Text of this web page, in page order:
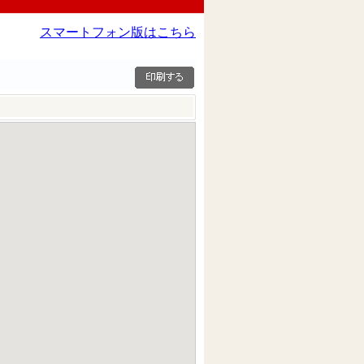
スマートフォン版はこちら